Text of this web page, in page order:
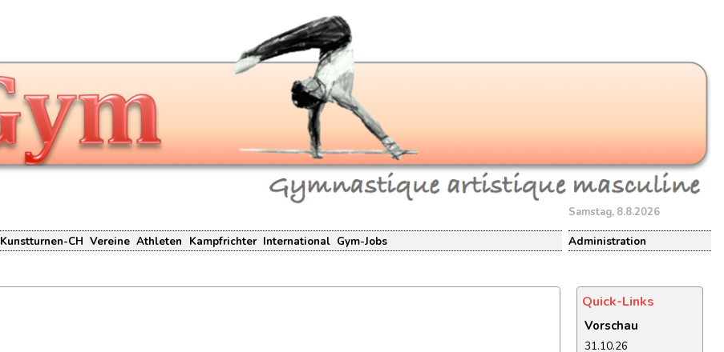
Samstag, 8.8.2026
Kunstturnen-CH Vereine Athleten Kampfrichter International Gym-Jobs Administration
Quick-Links
Vorschau
31.10.26